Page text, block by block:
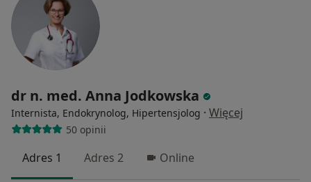
dr n. med. Anna Jodkowska
Internista, Endokrynolog, Hipertensjolog · Więcej
50 opinii
Adres 1 Adres 2 Online